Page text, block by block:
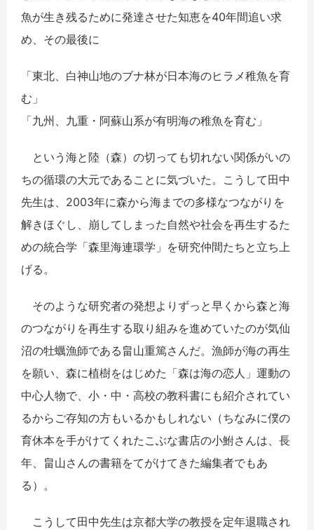
魚が生き残るために発達させた知恵を40年間追い求
め、その最後に
「東北、白神山地のブナ林が日本海のヒラメ稚魚を育
む」
「九州、九重・阿蘇山系が有明海の稚魚を育む」
という海と陸（森）の切っても切れない関係がいの
ちの循環の大元であることに気づいた。こうして田中
先生は、2003年に森から海までの多様なつながりを
解きほぐし、崩してしまった自然や社会を再生するた
めの統合学「森里海連環学」を研究仲間たちと立ち上
げる。
そのような研究者の発想よりずっと早くから森と海
のつながりを再生する取り組みを進めていたのが気仙
沼の牡蠣漁師である畠山重篤さんだ。漁師が海の再生
を願い、森に植樹をはじめた「森は海の恋人」運動の
中心人物で、小・中・高校の教科書にも紹介されてい
るからご存知の方もいるかもしれない（ちなみに僕の
育休本を手がけてくれたこぶな書店の小鮒さんは、長
年、畠山さんの書籍をてがけてきた編集者でもあ
る）。
こうして田中先生は京都大学の教授を定年退職され